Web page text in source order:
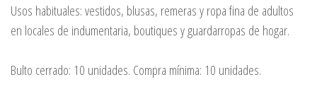
Usos habituales: vestidos, blusas, remeras y ropa fina de adultos
en locales de indumentaria, boutiques y guardarropas de hogar.
Bulto cerrado: 10 unidades. Compra mínima: 10 unidades.